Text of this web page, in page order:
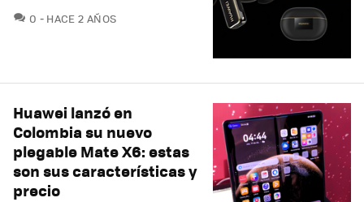
0 COMENTARIOS
HACE 2 AÑOS
Huawei lanzó en
Colombia su nuevo
plegable Mate X6: estas
son sus características y
precio